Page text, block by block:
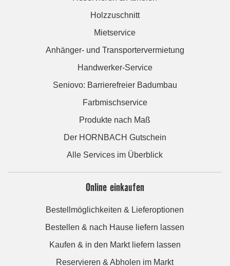
Holzzuschnitt
Mietservice
Anhänger- und Transportervermietung
Handwerker-Service
Seniovo: Barrierefreier Badumbau
Farbmischservice
Produkte nach Maß
Der HORNBACH Gutschein
Alle Services im Überblick
Online einkaufen
Bestellmöglichkeiten & Lieferoptionen
Bestellen & nach Hause liefern lassen
Kaufen & in den Markt liefern lassen
Reservieren & Abholen im Markt